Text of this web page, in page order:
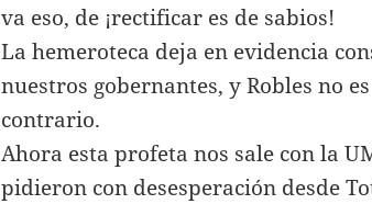
va eso, de ¡rectificar es de sabios!
La hemeroteca deja en evidencia
nuestros gobernantes, y Robles no
contrario.
Ahora esta profeta nos sale con la
pidieron con desesperación desde